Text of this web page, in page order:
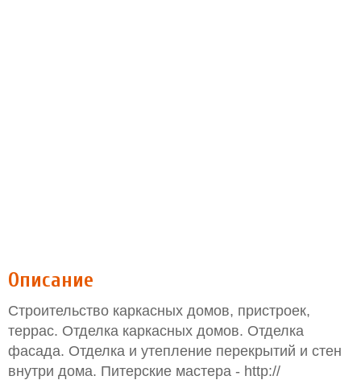
Описание
Строительство каркасных домов, пристроек,
террас. Отделка каркасных домов. Отделка
фасада. Отделка и утепление перекрытий и стен
внутри дома. Питерские мастера - http://